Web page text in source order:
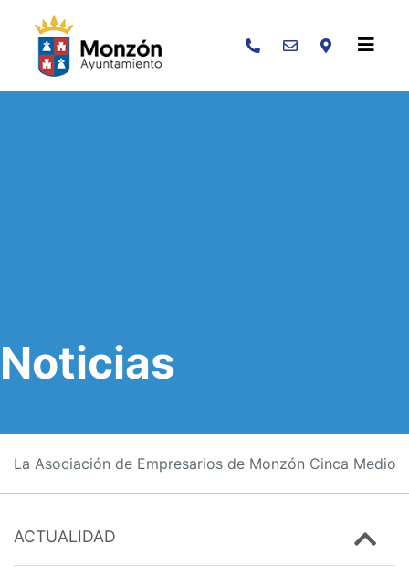
Buscar
Noticias
La Asociación de Empresarios de Monzón Cinca
ACTUALIDAD